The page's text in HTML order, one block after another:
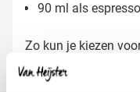
90 ml als
Zo kun je kiezen
verschillende
aansluit bij jouw